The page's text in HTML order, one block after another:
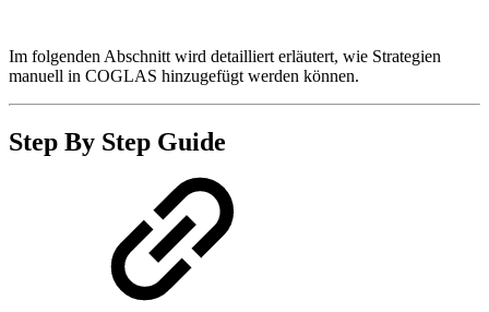
Im folgenden Abschnitt wird detailliert erläutert, wie Strategien
manuell in COGLAS hinzugefügt werden können.
Step By Step Guide